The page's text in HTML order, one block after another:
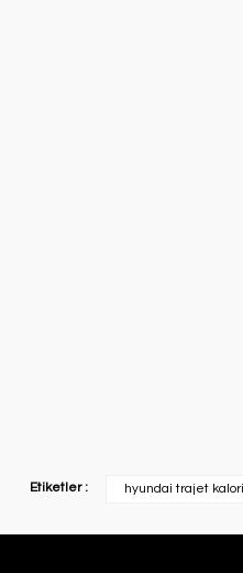
Etiketler : hyundai trajet